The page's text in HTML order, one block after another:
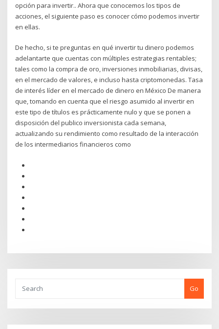
opción para invertir.. Ahora que conocemos los tipos de
acciones, el siguiente paso es conocer cómo podemos invertir
en ellas.
De hecho, si te preguntas en qué invertir tu dinero podemos
adelantarte que cuentas con múltiples estrategias rentables;
tales como la compra de oro, inversiones inmobiliarias, divisas,
en el mercado de valores, e incluso hasta criptomonedas. Tasa
de interés líder en el mercado de dinero en México De manera
que, tomando en cuenta que el riesgo asumido al invertir en
este tipo de títulos es prácticamente nulo y que se ponen a
disposición del publico inversionista cada semana,
actualizando su rendimiento como resultado de la interacción
de los intermediarios financieros como
Go